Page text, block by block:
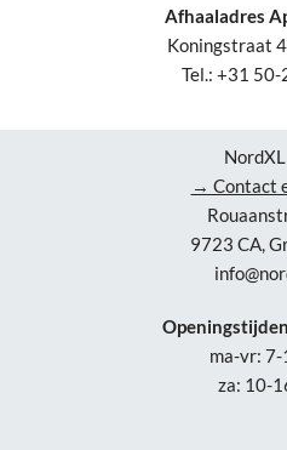
Afhaaladres
Koningstraat
Tel.: +31
NordXL
→ Contact
9723 CA,
ma-vr:
za: 10-